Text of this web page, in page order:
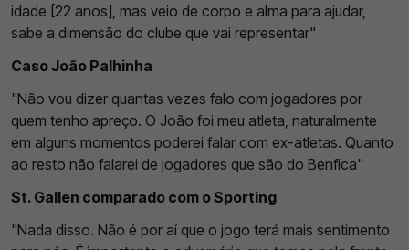
idade [22 anos], mas veio de corpo e alma para ajudar,
sabe a dimensão do clube que vai representar"
Caso João Palhinha
"Não vou dizer quantas vezes falo com jogadores por
quem tenho apreço. O João foi meu atleta, naturalmente
em alguns momentos poderei falar com ex-atletas. Quanto
ao resto não falarei de jogadores que são do Benfica"
St. Gallen comparado com o Sporting
"Nada disso. Não é por aí que o jogo terá mais sentimento